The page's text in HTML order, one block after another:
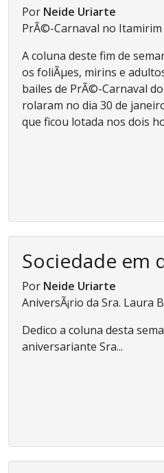
Por Neide Uriarte
PrÃ©-Carnaval no Itamirim
A coluna deste fim de
os foliÃµes, mirins e
bailes de PrÃ©-Carnaval
rolaram no dia 30 de
que ficou lotada nos dois
Sociedade em
Por Neide Uriarte
AniversÃ¡rio da Sra. Laura
Dedico a coluna desta
aniversariante Sra...